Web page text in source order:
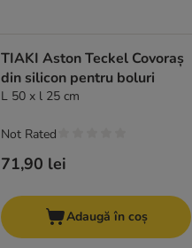
TIAKI Aston Teckel Covoraș
din silicon pentru boluri
L 50 x l 25 cm
71,90 lei
Not Rated
Adaugă în coș